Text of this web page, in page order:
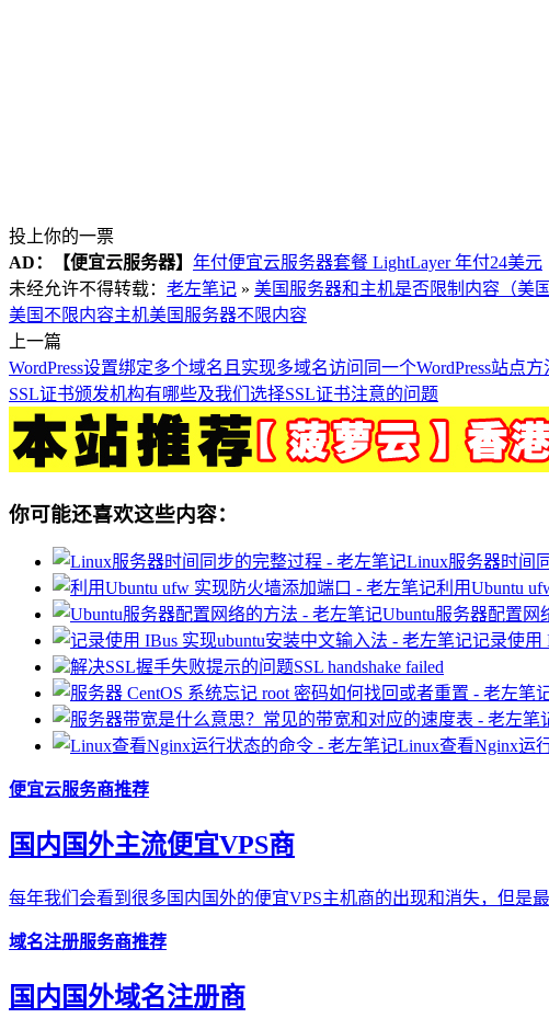
投上你的一票
AD：
【便宜云服务器】 年付便宜云服务器套餐 LightLayer 年付24美元
未经允许不得转载： 老左笔记 » 美国服务器和主机是否限制内容（美
美国不限内容主机美国服务器不限内容
上一篇
WordPress设置绑定多个域名且实现多域名访问同一个WordPress站点方
SSL证书颁发机构有哪些及我们选择SSL证书注意的问题
你可能还喜欢这些内容：
Linux服务器时间
利用Ubuntu
Ubuntu服务器配置网
记录使用
解决SSL握手失败提示的问题SSL handshake failed
Linux查看Nginx运
便宜云服务商推荐
国内国外主流便宜VPS商
每年我们会看到很多国内国外的便宜VPS主机商的出现和消失，但是
域名注册服务商推荐
国内国外域名注册商